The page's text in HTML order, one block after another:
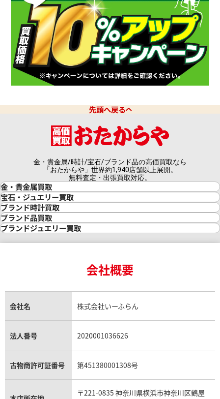
先頭へ戻る
金・貴金属/時計/宝石/ブランド品の高価買取なら
「おたからや」世界約1,940店舗以上展開。
無料査定・出張買取対応。
金・貴金属買取
金買取
金の相場価格情報
金の参考買取価格一覧
インゴット買取
インゴットの相場価格情報
24金買取
金貨買取
貴金属買取
銀・シルバー買取
パラジウム買取
宝石・ジュエリー買取
宝石・ジュエリー買取
ダイヤモンド買取
ダイヤモンド・宝石の参考価格一覧
リング・結婚指輪買取
エメラルド買取
トパーズ買取
タンザナイト買取
キャッツアイ買取
アクアマリン買取
ブランド時計買取
時計買取
ロレックス買取
ロレックス デイトナ買取
ロレックス サブマリーナー買取
ロレックス エクスプローラー買取
ロレックス デイトジャスト買取
パテック フィリップノーチラス買取
ヴァシュロン・コンスタンタン買取
オメガ買取
カルティエ買取
ブランド品買取
ブランド買取
シャネル マトラッセ買取
セリーヌ買取
プラダ買取
ブランドジュエリー買取
ヴァンクリーフ＆アーペル買取
ショーメ買取
ダミアーニ買取
モーブッサン買取
会社概要
会社名 株式会社いーふらん
法人番号 2020001036626
古物商許可証番号 第451380001308号
〒221-0835 神奈川県横浜市神奈川区鶴屋